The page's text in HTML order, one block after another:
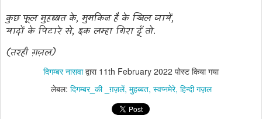
कुछ फूल मुहब्बत के, मुमकिन है के खिल जायें,
यादों के पिटारे से, इक लम्हा गिरा दूँ तो.
(तरही ग़ज़ल)
दिगम्बर नासवाद्वारा 11th February 2022 पोस्ट किया गया
लेबल: दिगम्बर_की _ग़ज़लें मुहब्बत स्वप्नमेरे हिन्दी गज़ल